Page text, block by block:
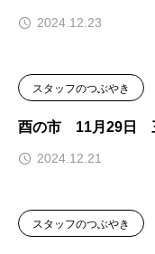
2024.12.23
スタッフのつぶやき
酉の市 11月29日
2024.12.21
スタッフのつぶやき